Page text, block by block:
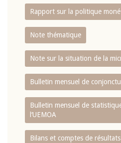
Rapport sur la politique
Note thématique
Note sur la situation de la
Bulletin mensuel de
Bulletin mensuel de
l‘UEMOA
Bilans et comptes de